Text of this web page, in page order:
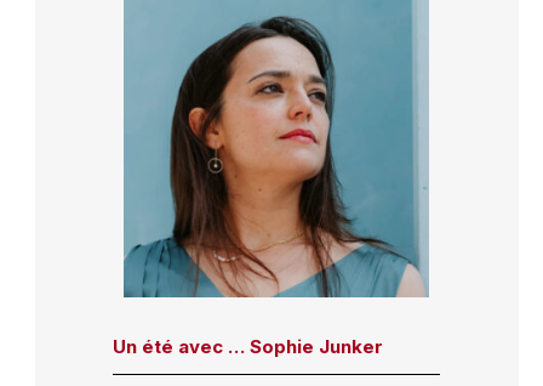
Un été avec … Sophie Junker